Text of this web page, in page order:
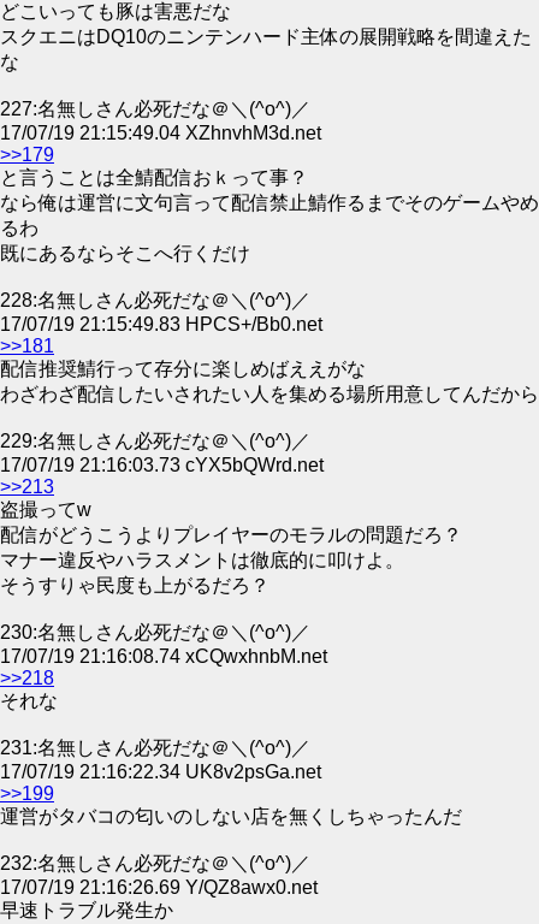
どこいっても豚は害悪だな
スクエニはDQ10のニンテンハード主体の展開戦略を間違えた
な
227:名無しさん必死だな＠＼(^o^)／
17/07/19 21:15:49.04 XZhnvhM3d.net
>>179
と言うことは全鯖配信おｋって事？
なら俺は運営に文句言って配信禁止鯖作るまでそのゲームやめ
るわ
既にあるならそこへ行くだけ
228:名無しさん必死だな＠＼(^o^)／
17/07/19 21:15:49.83 HPCS+/Bb0.net
>>181
配信推奨鯖行って存分に楽しめばええがな
わざわざ配信したいされたい人を集める場所用意してんだから
229:名無しさん必死だな＠＼(^o^)／
17/07/19 21:16:03.73 cYX5bQWrd.net
>>213
盗撮ってw
配信がどうこうよりプレイヤーのモラルの問題だろ？
マナー違反やハラスメントは徹底的に叩けよ。
そうすりゃ民度も上がるだろ？
230:名無しさん必死だな＠＼(^o^)／
17/07/19 21:16:08.74 xCQwxhnbM.net
>>218
それな
231:名無しさん必死だな＠＼(^o^)／
17/07/19 21:16:22.34 UK8v2psGa.net
>>199
運営がタバコの匂いのしない店を無くしちゃったんだ
232:名無しさん必死だな＠＼(^o^)／
17/07/19 21:16:26.69 Y/QZ8awx0.net
早速トラブル発生か